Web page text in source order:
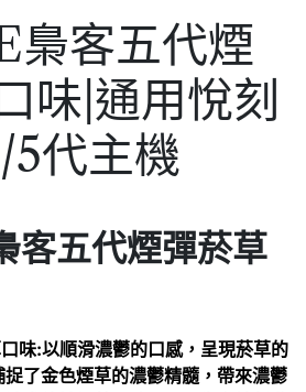
客五代煙
味|通用悅刻
代主機
五代煙彈菸草
味:以順滑濃鬱的口感，呈現菸草的
了金色煙草的濃鬱精髓，帶來濃鬱